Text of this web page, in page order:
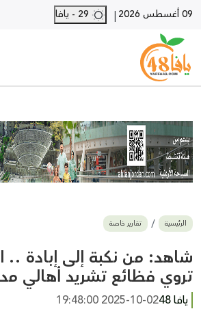
09 أغسطس 2026 |
أخبار محلية
أخبار يافا
SHORTS
أخبار اللد والرملة
بيع وشراء
أخبار القدس
وفيات
المزيد
ارسل خبر
الرئيسية تقارير خاصة
شاهد: من نكبة إلى إبادة ..
تروي فظائع تشريد أهالي
يافا 48
2025-10-02 19:48:00